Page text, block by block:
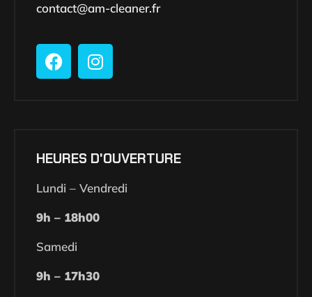
contact@am-cleaner.fr
HEURES D'OUVERTURE
Lundi – Vendredi
9h – 18h00
Samedi
9h – 17h30